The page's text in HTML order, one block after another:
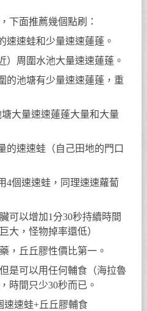
下面推薦幾個點刷：
速速蛙和少量速速蓮蓬。
）周圍水池大量速速蓮蓬。
的池塘有少量速速蓮蓬，重
大量速速蓮蓬大量和大量
的速速蛙（自己田地的門口
4個速速蛙，同理速速蘿蔔
可以增加1分30秒持續時間
大，怪物掉率還低）
，丘丘膠性價比第一。
是可以用任何輔食（海拉魯
時間只少30秒而已。
速速蛙+丘丘膠輔食